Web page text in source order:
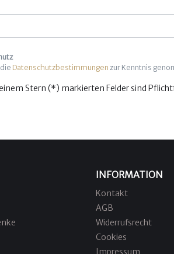
Datenschutzbestimmungen zur Kenntnis
Stern (*) markierten Felder sind
INFORMATION
Kontakt
AGB
Widerrufsrecht
Cookies
Impressum